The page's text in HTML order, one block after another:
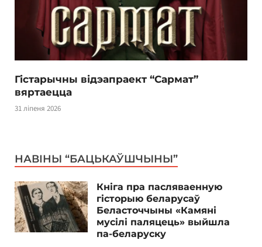
Гістарычны відэапраект “Сармат”
вяртаецца
31 ліпеня 2026
НАВІНЫ “БАЦЬКАЎШЧЫНЫ”
Кніга пра пасляваенную
гісторыю беларусаў
Беласточчыны «Камяні
мусілі паляцець» выйшла
па-беларуску